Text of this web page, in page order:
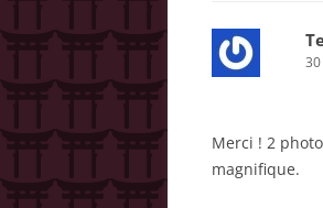
Merci ! 2
magnifique.